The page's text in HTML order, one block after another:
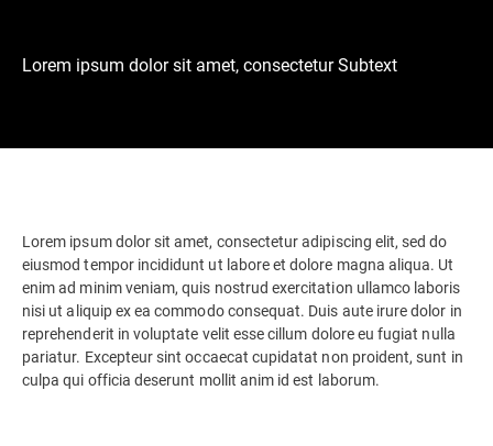
Lorem ipsum dolor sit amet, consectetur Subtext
Lorem ipsum dolor sit amet, consectetur adipiscing elit, sed do
eiusmod tempor incididunt ut labore et dolore magna aliqua. Ut
enim ad minim veniam, quis nostrud exercitation ullamco laboris
nisi ut aliquip ex ea commodo consequat. Duis aute irure dolor in
reprehenderit in voluptate velit esse cillum dolore eu fugiat nulla
pariatur. Excepteur sint occaecat cupidatat non proident, sunt in
culpa qui officia deserunt mollit anim id est laborum.